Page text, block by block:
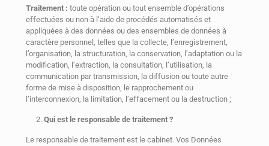
Traitement : toute opération ou tout ensemble d’opérations
effectuées ou non à l’aide de procédés automatisés et
appliquées à des données ou des ensembles de données à
caractère personnel, telles que la collecte, l’enregistrement,
l’organisation, la structuration, la conservation, l’adaptation ou la
modification, l’extraction, la consultation, l’utilisation, la
communication par transmission, la diffusion ou toute autre
forme de mise à disposition, le rapprochement ou
l’interconnexion, la limitation, l’effacement ou la destruction ;
Qui est le responsable de traitement ?
Le responsable de traitement est le cabinet. Vos Données